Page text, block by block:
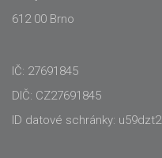
612 00 Brno
IČ: 27691845
DIČ: CZ27691845
ID datové schránky: u59dzt2